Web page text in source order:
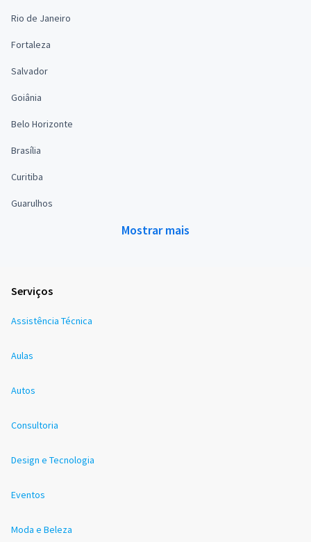
Rio de Janeiro
Fortaleza
Salvador
Goiânia
Belo Horizonte
Brasília
Curitiba
Guarulhos
Mostrar mais
Serviços
Assistência Técnica
Aulas
Autos
Consultoria
Design e Tecnologia
Eventos
Moda e Beleza